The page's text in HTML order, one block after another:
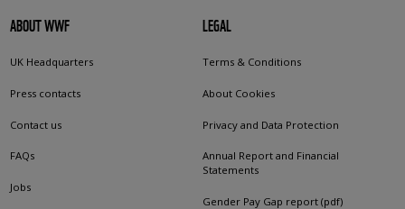
ABOUT WWF
UK Headquarters
Press contacts
Contact us
FAQs
Jobs
LEGAL
Terms & Conditions
About Cookies
Privacy and Data Protection
Annual Report and Financial
Statements
Gender Pay Gap report (pdf)